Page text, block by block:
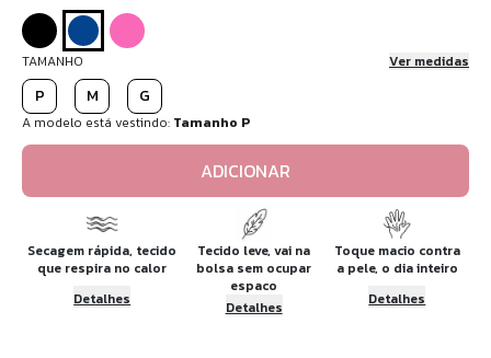
TAMANHO Ver medidas
P M G
A modelo está vestindo: Tamanho P
ADICIONAR
Secagem rápida, tecido
que respira no calor
Detalhes
Tecido leve, vai na
bolsa sem ocupar
espaco
Detalhes
Toque macio contra
a pele, o dia inteiro
Detalhes